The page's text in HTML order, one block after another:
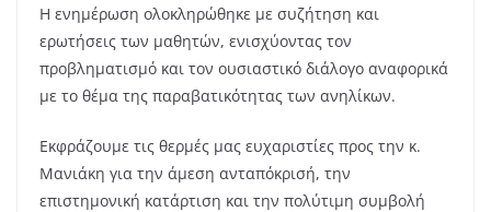
Η ενημέρωση ολοκληρώθηκε με συζήτηση και
ερωτήσεις των μαθητών, ενισχύοντας τον
προβληματισμό και τον ουσιαστικό διάλογο αναφορικά
με το θέμα της παραβατικότητας των ανηλίκων.
Εκφράζουμε τις θερμές μας ευχαριστίες προς την κ.
Μανιάκη για την άμεση ανταπόκρισή, την
επιστημονική κατάρτιση και την πολύτιμη συμβολή